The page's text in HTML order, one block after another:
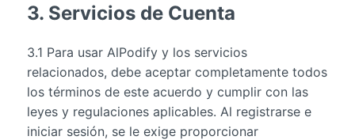
3. Servicios de Cuenta
3.1 Para usar AlPodify y los servicios
relacionados, debe aceptar completamente todos
los términos de este acuerdo y cumplir con las
leyes y regulaciones aplicables. Al registrarse e
iniciar sesión, se le exige proporcionar